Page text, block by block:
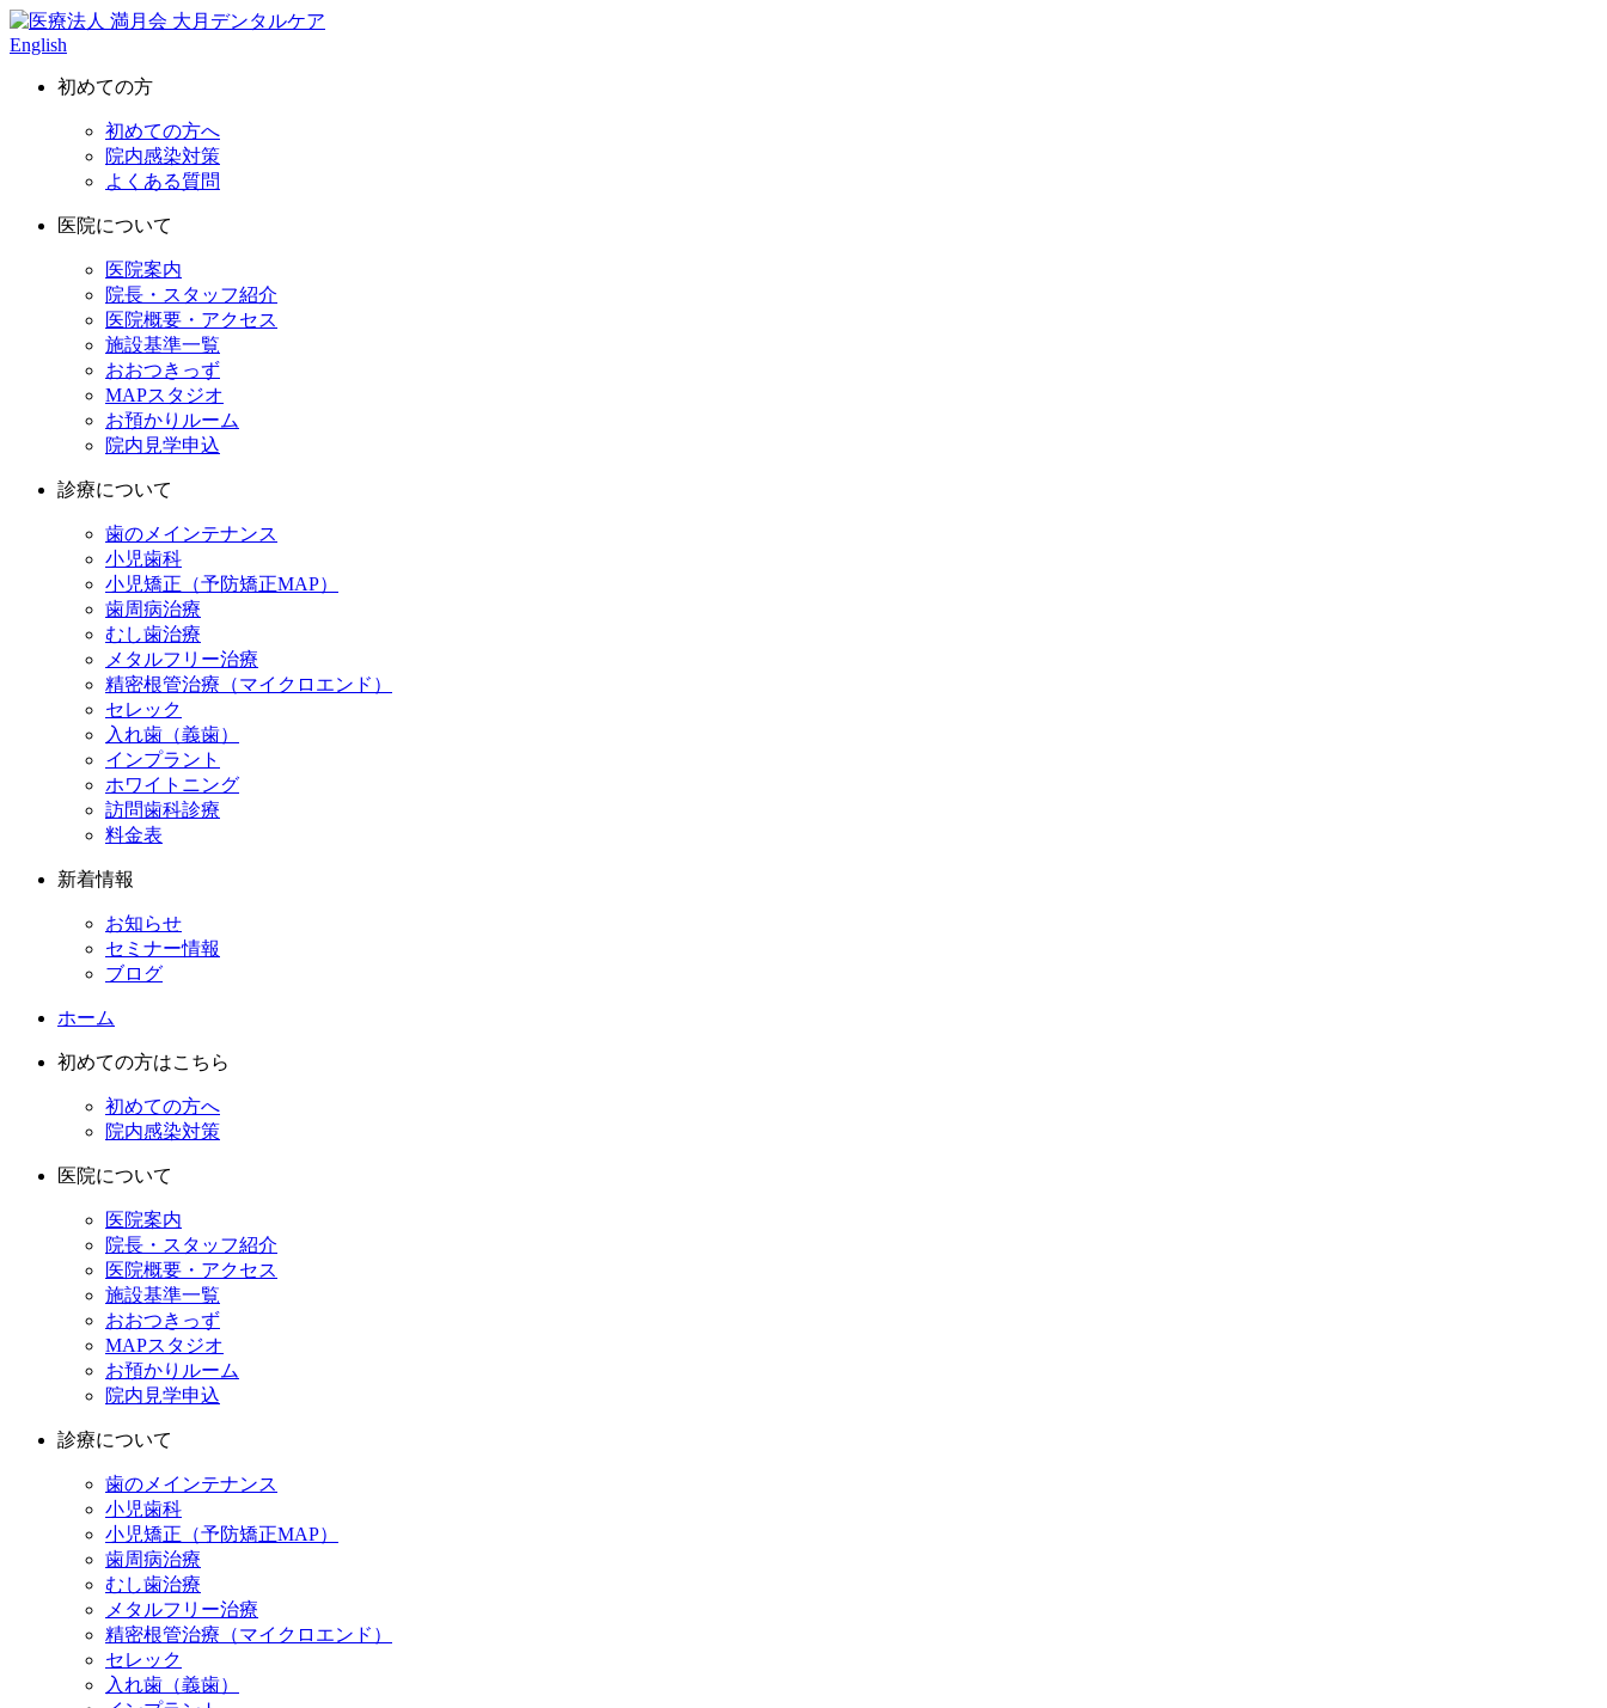
English
初めての方
初めての方へ
院内感染対策
よくある質問
医院について
医院案内
院長・スタッフ紹介
医院概要・アクセス
施設基準一覧
おおつきっず
MAPスタジオ
お預かりルーム
院内見学申込
診療について
歯のメインテナンス
小児歯科
小児矯正（予防矯正MAP）
歯周病治療
むし歯治療
メタルフリー治療
精密根管治療（マイクロエンド）
セレック
入れ歯（義歯）
インプラント
ホワイトニング
訪問歯科診療
料金表
新着情報
お知らせ
セミナー情報
ブログ
ホーム
初めての方はこちら
初めての方へ
院内感染対策
医院について
医院案内
院長・スタッフ紹介
医院概要・アクセス
施設基準一覧
おおつきっず
MAPスタジオ
お預かりルーム
院内見学申込
診療について
歯のメインテナンス
小児歯科
小児矯正（予防矯正MAP）
歯周病治療
むし歯治療
メタルフリー治療
精密根管治療（マイクロエンド）
セレック
入れ歯（義歯）